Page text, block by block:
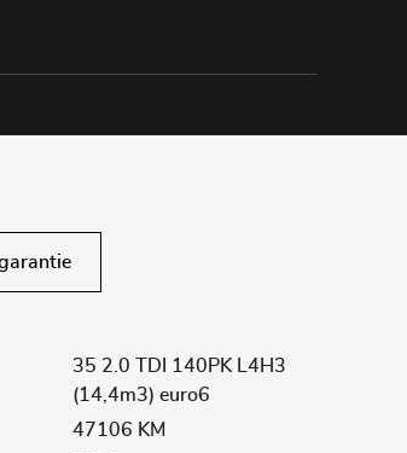
35 2.0 TDI 140PK L4H3
(14,4m3) euro6
47106 KM